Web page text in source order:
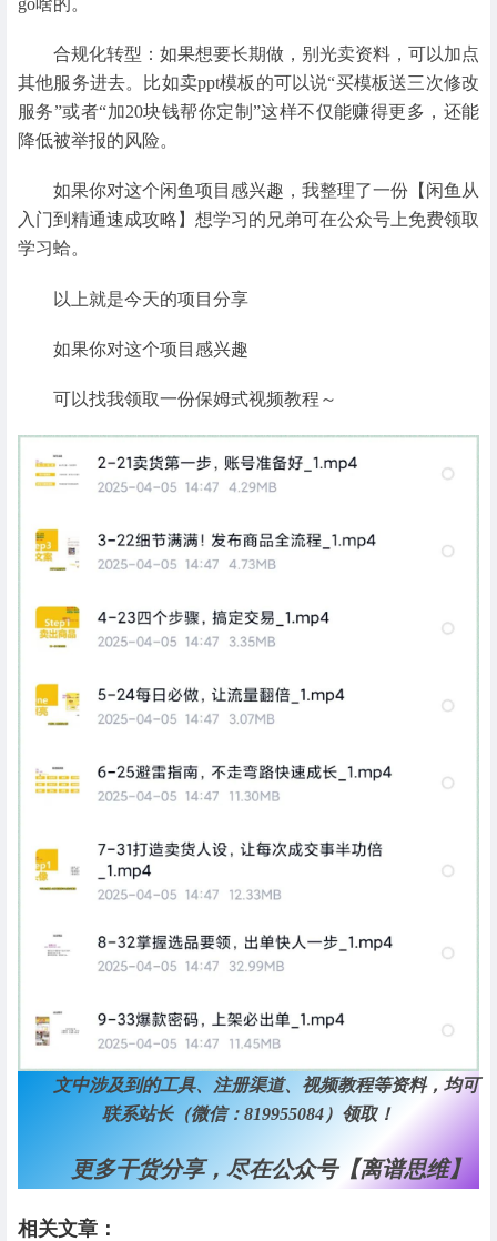
go啥的。
合规化转型：如果想要长期做，别光卖资料，可以加点
其他服务进去。比如卖ppt模板的可以说“买模板送三次修改
服务”或者“加20块钱帮你定制”这样不仅能赚得更多，还能
降低被举报的风险。
如果你对这个闲鱼项目感兴趣，我整理了一份【闲鱼从
入门到精通速成攻略】想学习的兄弟可在公众号上免费领取
学习蛤。
以上就是今天的项目分享
如果你对这个项目感兴趣
可以找我领取一份保姆式视频教程～
文中涉及到的工具、注册渠道、视频教程等资料，均可
联系站长（微信：819955084）领取！
更多干货分享，尽在公众号【离谱思维】
相关文章：